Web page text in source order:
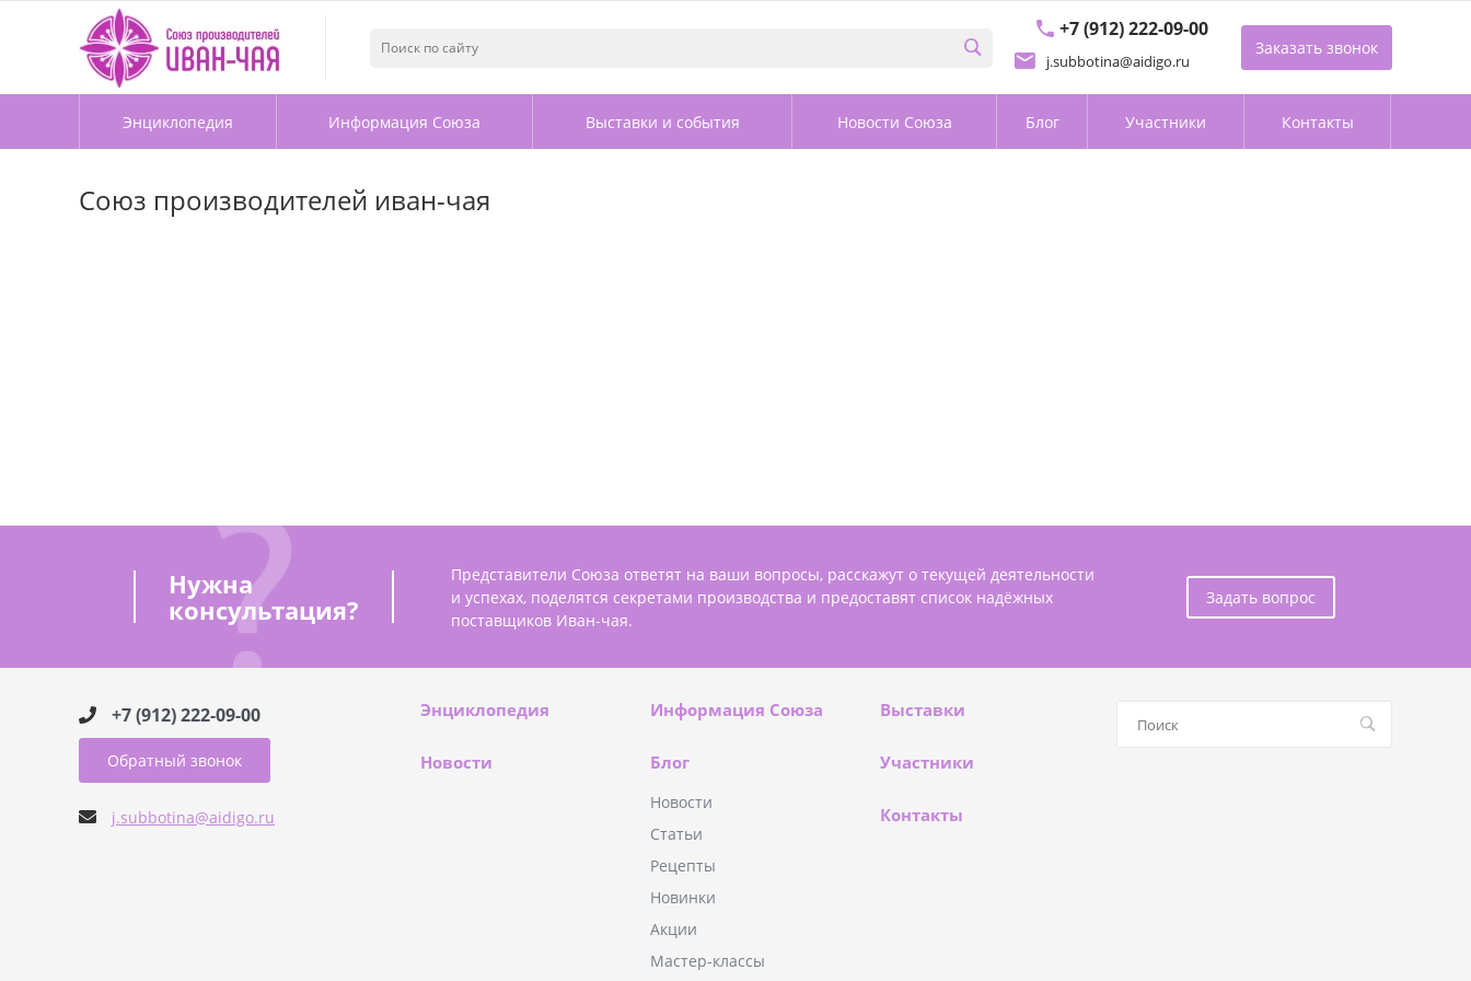
+7 (912) 222-09-00
j.subbotina@aidigo.ru
Заказать звонок
Энциклопедия Информация Союза Выставки и события Новости Союза Блог Участники Контакты
Союз производителей иван-чая
Нужна
консультация?
Представители Союза ответят на ваши вопросы, расскажут о текущей деятельности
и успехах, поделятся секретами производства и предоставят список надёжных
поставщиков Иван-чая.
Задать вопрос
+7 (912) 222-09-00
Обратный звонок
j.subbotina@aidigo.ru
Энциклопедия Информация Союза Выставки
Новости Блог
Новости
Статьи
Рецепты
Новинки
Акции
Мастер-классы
Участники
Контакты